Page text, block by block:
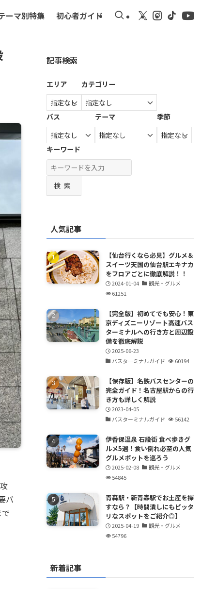
ーマ別特集 初心者ガイド
バ
記事検索
エリア カテゴリー
バス テーマ 季節
キーワード
検索
人気記事
【仙台行くなら必見】グルメ＆
スイーツ天国の仙台駅エキナカ
をフロアごとに徹底解説！！
2024-01-04
観光・グルメ
61251
【完全版】初めてでも安心！東
京ディズニーリゾート高速バス
ターミナルへの行き方と周辺設
備を徹底解説
2025-06-23
バスターミナルガイド
60194
【保存版】名鉄バスセンターの
完全ガイド！名古屋駅からの行
き方も詳しく解説
2023-04-05
バスターミナルガイド
56142
伊香保温泉 石段街 食べ歩きグ
ルメ5選！食い倒れ必至の人気
グルメポットを巡ろう
2025-02-08
観光・グルメ
54845
青森駅・新青森駅でお土産を探
すなら？【時間潰しにもピッタ
リなスポットをご紹介◎】
2025-04-19
観光・グルメ
54796
新着記事